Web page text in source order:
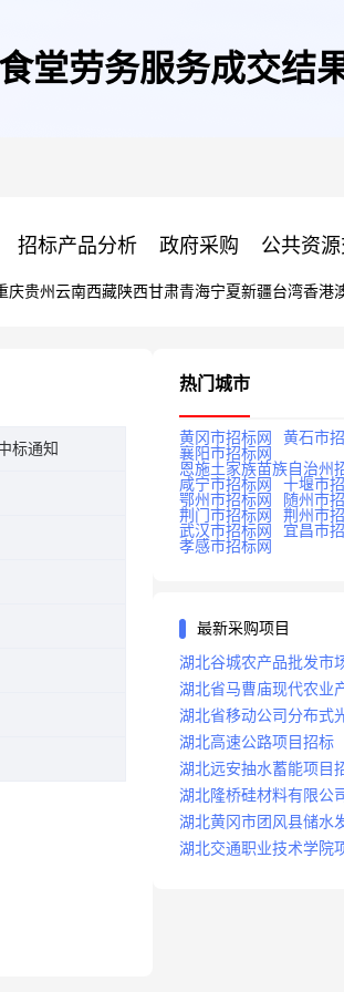
堂劳务服务成交结
招标产品分析 政府采购 公共资
庆贵州 云南西藏陕西甘肃青海宁夏新疆台湾香港
标通知
热门城市
黄冈市招标网
黄石市
襄阳市招标网
恩施土家族苗族自治州
咸宁市招标网
十堰市
鄂州市招标网
随州市
荆门市招标网
荆州市
武汉市招标网
宜昌市
孝感市招标网
最新采购项目
湖北谷城农产品批发市
湖北省马曹庙现代农业
湖北省移动公司分布式
湖北高速公路项目招标
湖北远安抽水蓄能项目
湖北隆桥硅材料有限公
湖北黄冈市团风县储水
湖北交通职业技术学院